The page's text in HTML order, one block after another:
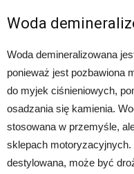
Woda
Woda demineralizowana
ponieważ jest pozbawiona
do myjek ciśnieniowych,
osadzania się kamienia.
stosowana w przemyśle,
sklepach
destylowana, może być